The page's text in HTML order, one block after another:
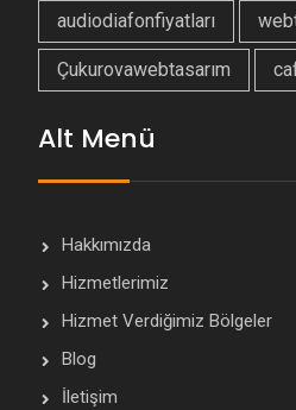
audiodiafonfiyatları
Çukurovawebtasarım
Alt Menü
Hakkımızda
Hizmetlerimiz
Hizmet Verdiğimiz Bölgeler
Blog
İletişim